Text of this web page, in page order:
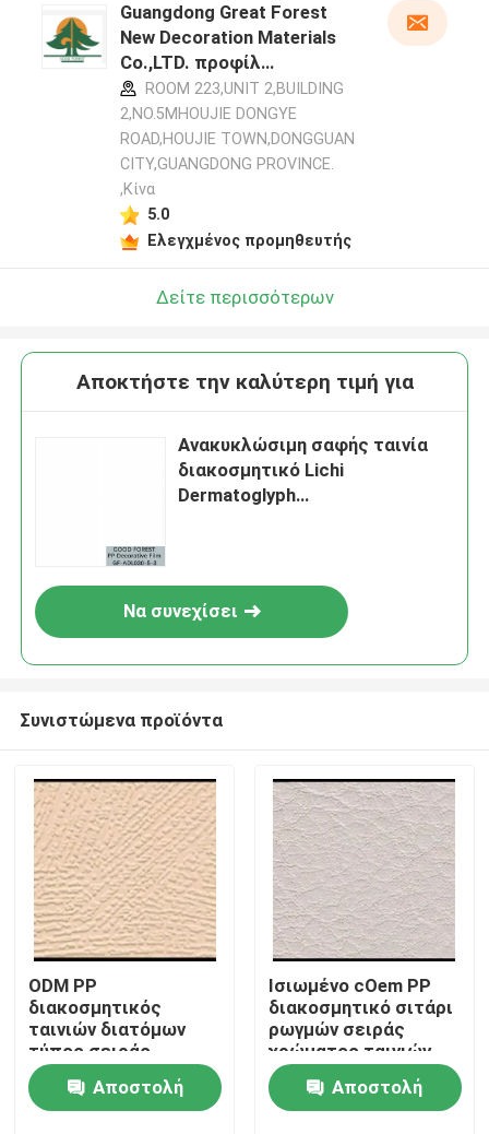
Σπίτι
Προϊόντα
Guangdong Great Forest
New Decoration Materials
Co.,LTD. προφίλ
κατασκευαστή
ROOM 223,UNIT 2,BUILDING
2,NO.5MHOUJIE DONGYE
ROAD,HOUJIE TOWN,DONGGUAN
CITY,GUANGDONG PROVINCE.
,Κίνα
5.0
Ελεγχμένος προμηθευτής
Δείτε περισσότερων
Αποκτήστε την καλύτερη τιμή για
Ανακυκλώσιμη σαφής ταινία
διακοσμητικό Lichi
Dermatoglyph
Να συνεχίσει
Συνιστώμενα προϊόντα
ODM PP
διακοσμητικός
ταινιών διατόμων
τύπος σειράς
χρώματος σιταριού
καθαρός που
προσαρμόζεται
Αποστολή
Ισιωμένο cOem PP
διακοσμητικό σιτάρι
ρωγμών σειράς
χρώματος ταινιών
καθαρό
Αποστολή